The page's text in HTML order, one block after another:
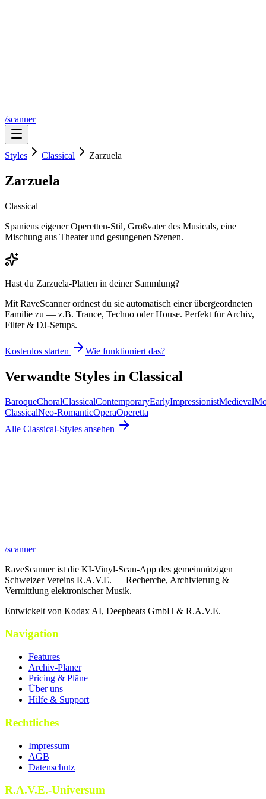
/scanner
Styles Classical Zarzuela
Zarzuela
Classical
Spaniens eigener Operetten-Stil, Großvater des Musicals, eine
Mischung aus Theater und gesungenen Szenen.
Hast du Zarzuela-Platten in deiner Sammlung?
Mit RaveScanner ordnest du sie automatisch einer übergeordneten
Familie zu — z.B. Trance, Techno oder House. Perfekt für Archiv,
Filter & DJ-Setups.
Kostenlos starten Wie funktioniert das?
Verwandte Styles in Classical
BaroqueChoralClassicalContemporaryEarlyImpressionistMedieval
ClassicalNeo-RomanticOperaOperetta
Alle Classical-Styles ansehen
/scanner
RaveScanner ist die KI-Vinyl-Scan-App des gemeinnützigen
Schweizer Vereins R.A.V.E. — Recherche, Archivierung &
Vermittlung elektronischer Musik.
Entwickelt von Kodax AI, Deepbeats GmbH & R.A.V.E.
Navigation
Features
Archiv-Planer
Pricing & Pläne
Über uns
Hilfe & Support
Rechtliches
Impressum
AGB
Datenschutz
R.A.V.E.-Universum